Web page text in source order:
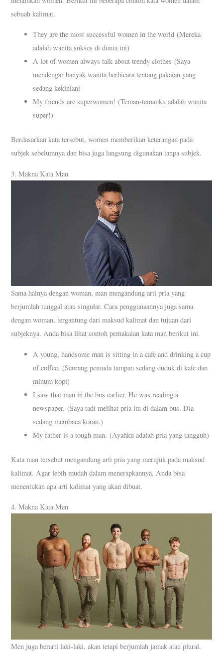
sebuah kalimat.
They are the most successful women in the world (Mereka
adalah wanita sukses di dunia ini)
A lot of women always talk about trendy clothes (Saya
mendengar banyak wanita berbicara tentang pakaian yang
sedang kekinian)
My friends are superwomen! (Teman-temanku adalah wanita
super!)
Berdasarkan kata tersebut, women memberikan keterangan pada
subjek sebelumnya dan bisa juga langsung digunakan tanpa subjek.
3. Makna Kata Man
Sama halnya dengan woman, man mengandung arti pria yang
berjumlah tunggal atau singular. Cara penggunaannya juga sama
dengan woman, tergantung dari maksud kalimat dan tujuan dari
subjeknya. Anda bisa lihat contoh pemakaian kata man berikut ini.
A young, handsome man is sitting in a cafe and drinking a cup
of coffee. (Seorang pemuda tampan sedang duduk di kafe dan
minum kopi)
I saw that man in the bus earlier. He was reading a
newspaper. (Saya tadi melihat pria itu di dalam bus. Dia
sedang membaca koran.)
My father is a tough man. (Ayahku adalah pria yang tangguh)
Kata man tersebut mengandung arti pria yang merujuk pada maksud
kalimat. Agar lebih mudah dalam menerapkannya, Anda bisa
menentukan apa arti kalimat yang akan dibuat.
4. Makna Kata Men
Men juga berarti laki-laki, akan tetapi berjumlah jamak atau plural.